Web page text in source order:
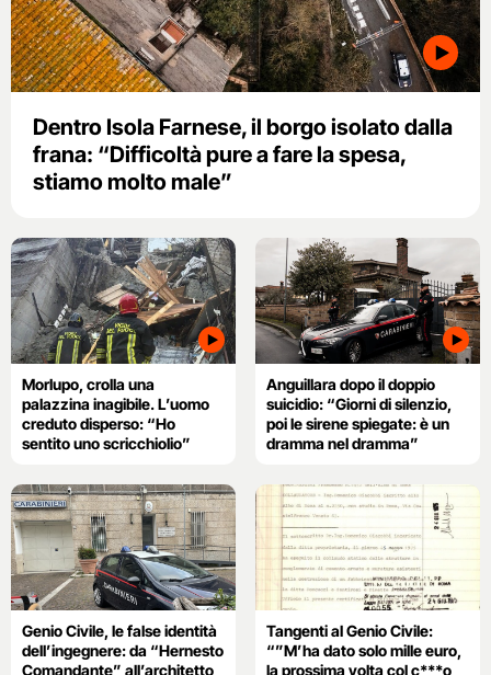
Dentro Isola Farnese, il borgo isolato dalla
frana: “Difficoltà pure a fare la spesa,
stiamo molto male”
Morlupo, crolla una
palazzina inagibile. L’uomo
creduto disperso: “Ho
sentito uno scricchiolio”
Anguillara dopo il doppio
suicidio: “Giorni di silenzio,
poi le sirene spiegate: è un
dramma nel dramma”
Genio Civile, le false identità
dell’ingegnere: da “Hernesto
Comandante” all’architetto
Tangenti al Genio Civile:
“”M’ha dato solo mille euro,
la prossima volta col c***o